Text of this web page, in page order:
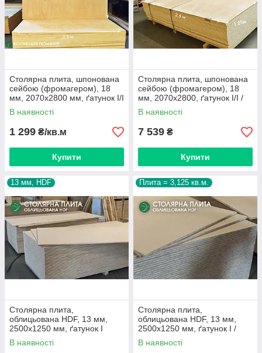
Столярна плита, шпонована
сейбою (фромагером), 18
мм, 2070х2800 мм, ґатунок I/I
В наявності
1 299 ₴/кв.м
Купити
Столярна плита, шпонована
сейбою (фромагером), 18
мм, 2070х2800, ґатунок I/I /
лист = 5,8 кв.м.
В наявності
7 539 ₴
Купити
13 мм, HDF
Столярна плита,
облицьована HDF, 13 мм,
2500х1250 мм, ґатунок I
В наявності
Плита = 3,125 кв.м.
Столярна плита,
облицьована HDF, 13 мм,
2500х1250 мм, ґатунок I /
3,125 кв.м.
В наявності